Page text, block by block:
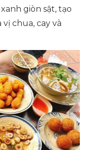
giòn sật, tạo
chua, cay và